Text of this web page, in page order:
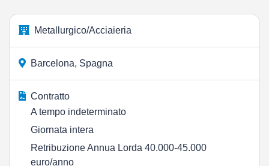
Metallurgico/Acciaieria
Barcelona, Spagna
Contratto
A tempo indeterminato
Giornata intera
Retribuzione Annua Lorda 40.000-45.000
euro/anno